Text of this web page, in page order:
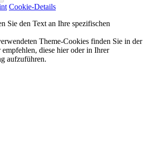
Cookie-Details
Sie den Text an Ihre spezifischen
Theme-Cookies finden Sie in der
diese hier oder in Ihrer
aufzuführen.